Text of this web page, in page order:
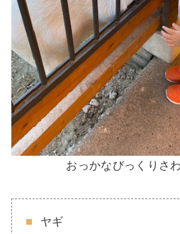
おっかなびっくりさ
ヤギ